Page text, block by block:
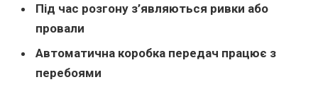
Під час розгону з’являються ривки або
провали
Автоматична коробка передач працює з
перебоями